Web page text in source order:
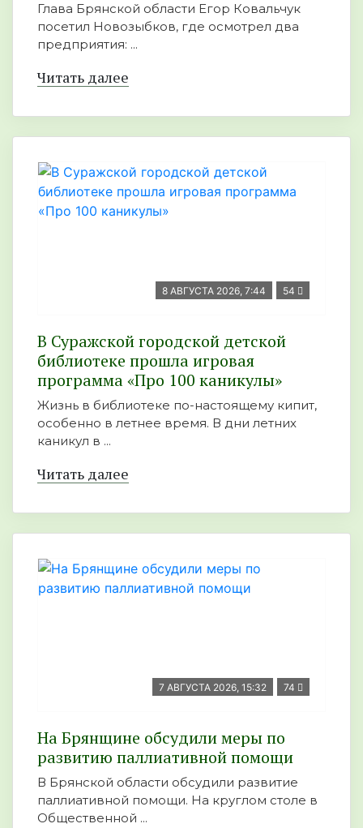
Глава Брянской области Егор Ковальчук
посетил Новозыбков, где осмотрел два
предприятия: ...
Читать далее
8 АВГУСТА 2026, 7:44 54
В Суражской городской детской
библиотеке прошла игровая
программа «Про 100 каникулы»
Жизнь в библиотеке по-настоящему кипит,
особенно в летнее время. В дни летних
каникул в ...
Читать далее
7 АВГУСТА 2026, 15:32 74
На Брянщине обсудили меры по
развитию паллиативной помощи
В Брянской области обсудили развитие
паллиативной помощи. На круглом столе в
Общественной ...